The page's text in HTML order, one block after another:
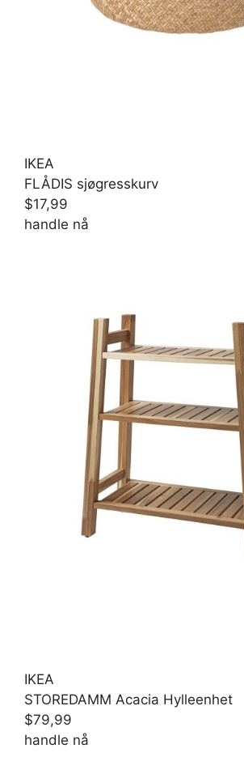
IKEA
FLÅDIS sjøgresskurv
$17,99
handle nå
IKEA
STOREDAMM Acacia Hylleenhet
$79,99
handle nå